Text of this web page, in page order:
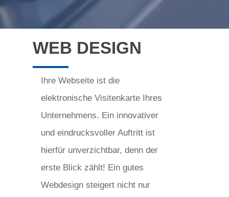
WEB DESIGN
Ihre Webseite ist die
elektronische Visitenkarte Ihres
Unternehmens. Ein innovativer
und eindrucksvoller Auftritt ist
hierfür unverzichtbar, denn der
erste Blick zählt! Ein gutes
Webdesign steigert nicht nur